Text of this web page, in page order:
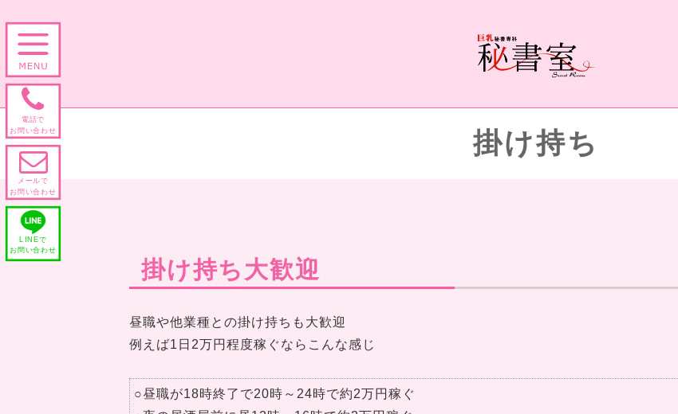

電話で
お問い合わせ

メールで
お問い合わせ
LINEで
お問い合わせ
掛け持ち
掛け持ち大歓迎
昼職や他業種との掛け持ちも大歓迎
例えば1日2万円程度稼ぐならこんな感じ
○昼職が18時終了で20時～24時で約2万円稼ぐ